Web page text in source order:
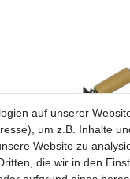
auf unserer
um z.B. Inhalte
Website zu
die wir in den